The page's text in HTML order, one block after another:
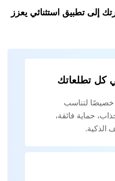
إلى تطبيق استثنائي يعزز
كل تطلعاتك
لتناسب
حماية فائقة،
الذكية.